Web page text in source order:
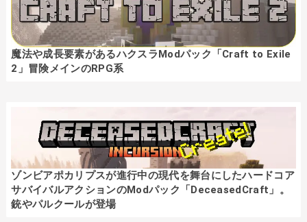
魔法や成長要素があるハクスラModパック「Craft to Exile
2」冒険メインのRPG系
ゾンビアポカリプスが進行中の現代を舞台にしたハードコア
サバイバルアクションのModパック「DeceasedCraft」。
銃やパルクールが登場